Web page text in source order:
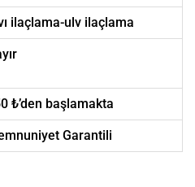
ilaçlama-ulv ilaçlama
₺’den başlamakta
Garantili